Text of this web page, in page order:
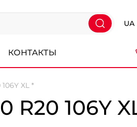
UA
КОНТАКТЫ
XL *
R20 106Y